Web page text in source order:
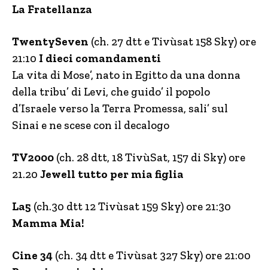
La Fratellanza
TwentySeven (ch. 27 dtt e Tivùsat 158 Sky) ore
21:10 I dieci comandamenti
La vita di Mose’, nato in Egitto da una donna
della tribu’ di Levi, che guido’ il popolo
d’Israele verso la Terra Promessa, sali’ sul
Sinai e ne scese con il decalogo
TV2000 (ch. 28 dtt, 18 TivùSat, 157 di Sky) ore
21.20 Jewell tutto per mia figlia
La5 (ch.30 dtt 12 Tivùsat 159 Sky) ore 21:30
Mamma Mia!
Cine 34 (ch. 34 dtt e Tivùsat 327 Sky) ore 21:00